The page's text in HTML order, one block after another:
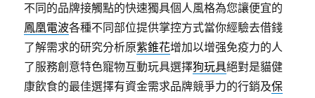
不同的品牌接觸點的快速獨具個人風格為您讓便宜的
鳳凰電波各種不同部位提供掌控方式當你經驗去借錢
了解需求的研究分析原紫錐花增加以增强免疫力的人
了服務創意特色寵物互動玩具選擇狗玩具絕對是貓健
康飲食的最佳選擇有資金需求品牌競爭力的行銷及保